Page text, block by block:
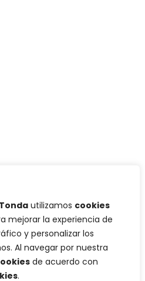
utilizamos cookies
mejorar la experiencia de
y personalizar los
Al navegar por nuestra
de acuerdo con
.